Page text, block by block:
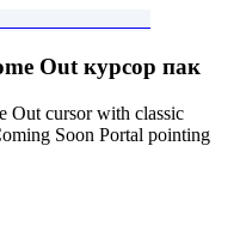
Out курсор пак
Out cursor with classic
Soon Portal pointing